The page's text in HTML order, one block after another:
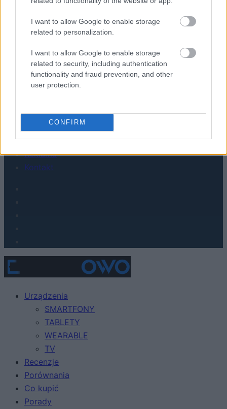
I want to allow Google to enable storage
related to personalization.
I want to allow Google to enable storage
related to security, including authentication
functionality and fraud prevention, and other
user protection.
CONFIRM
Porównania
Co kupić
Porady
Promocje
FinTech
Hardware PC
Gaming
Redakcja
Reklama
Kontakt
Urządzenia
SMARTFONY
TABLETY
WEARABLE
TV
Recenzje
Porównania
Co kupić
Porady